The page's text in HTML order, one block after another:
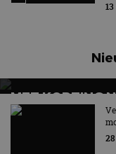
MET KORTING
AUTORAI
EV Experience